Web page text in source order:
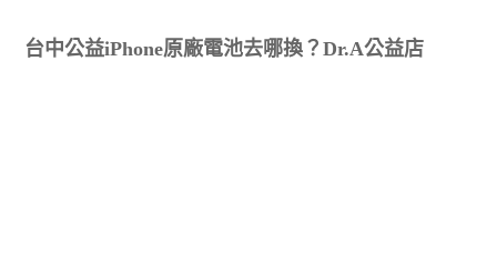
台中公益iPhone原廠電池去哪換？Dr.A公益店